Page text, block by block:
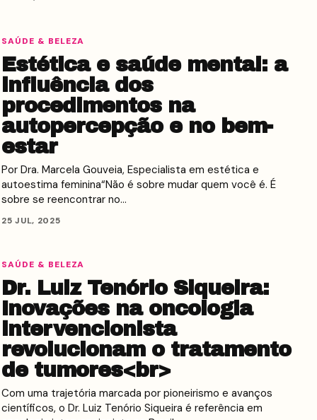
SAÚDE & BELEZA
Estética e saúde mental: a
influência dos
procedimentos na
autopercepção e no bem-
estar
Por Dra. Marcela Gouveia, Especialista em estética e
autoestima feminina“Não é sobre mudar quem você é. É
sobre se reencontrar no…
25 JUL, 2025
SAÚDE & BELEZA
Dr. Luiz Tenório Siqueira:
Inovações na oncologia
intervencionista
revolucionam o tratamento
de tumores<br>
Com uma trajetória marcada por pioneirismo e avanços
científicos, o Dr. Luiz Tenório Siqueira é referência em